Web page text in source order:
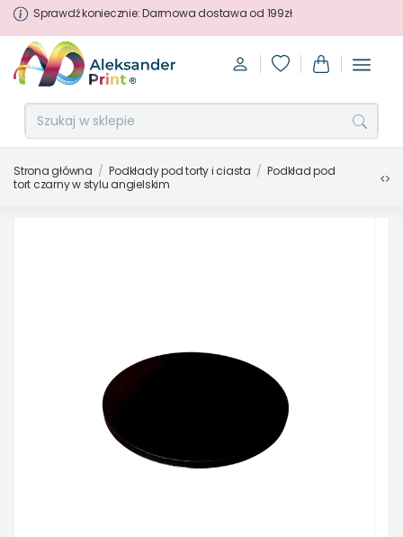
Sprawdź koniecznie: Darmowa dostawa od 199zł
Strona główna Podkłady pod torty i ciasta
Podkład pod
tort czarny w stylu angielskim